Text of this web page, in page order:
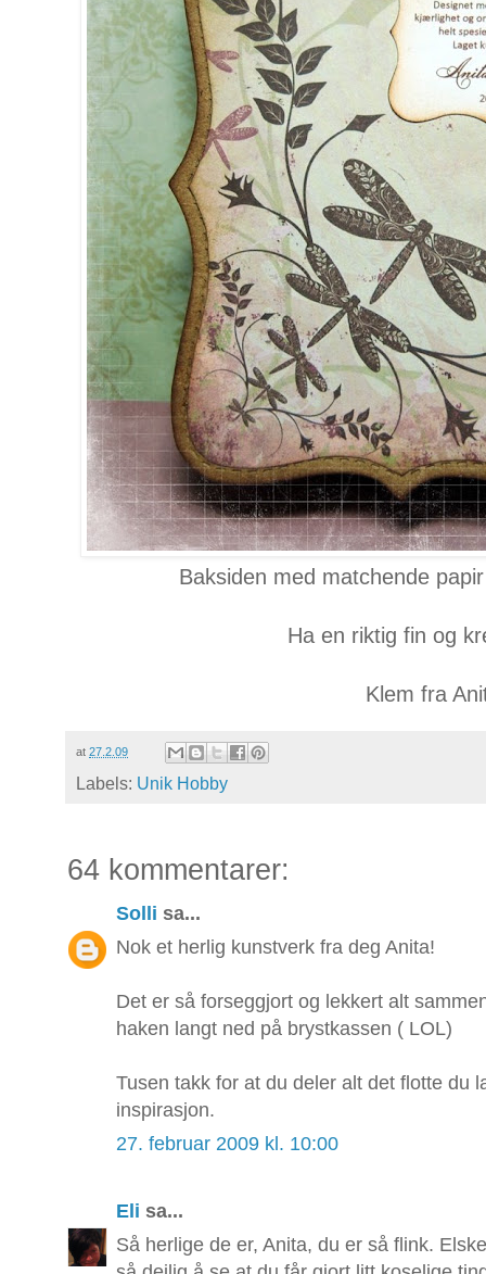
Baksiden med matchende
Ha en riktig fin og
Klem fra
at 27.2.09
Labels: Unik Hobby
64 kommentarer:
Solli sa...
Nok et herlig kunstverk fra deg Anita!
Det er så forseggjort og lekkert alt
haken langt ned på brystkassen ( LOL)
Tusen takk for at du deler alt det flotte du
inspirasjon.
27. februar 2009 kl. 10:00
Eli sa...
Så herlige de er, Anita, du er så flink.